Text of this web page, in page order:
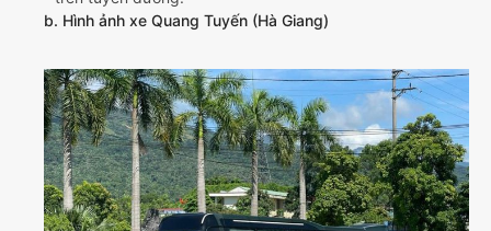
b. Hình ảnh xe Quang Tuyến (Hà Giang)